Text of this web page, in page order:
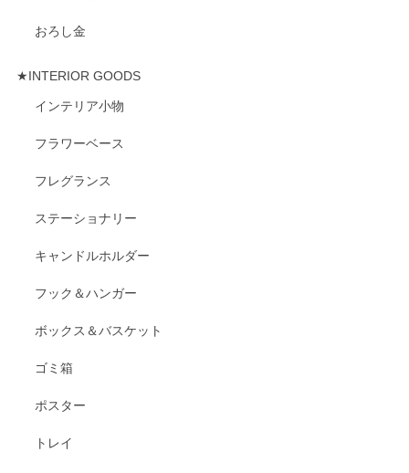
おろし金
★INTERIOR GOODS
インテリア小物
フラワーベース
フレグランス
ステーショナリー
キャンドルホルダー
フック＆ハンガー
ボックス＆バスケット
ゴミ箱
ポスター
トレイ